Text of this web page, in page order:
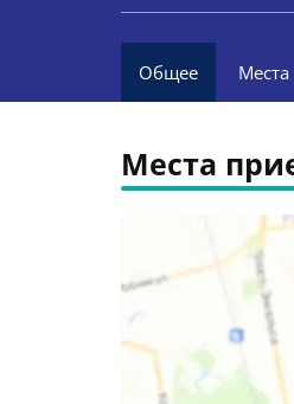
Общее
Места